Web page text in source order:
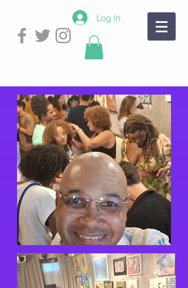
Log In